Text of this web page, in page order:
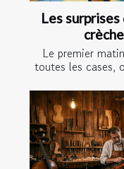
Les
Le premier
toutes les cases,